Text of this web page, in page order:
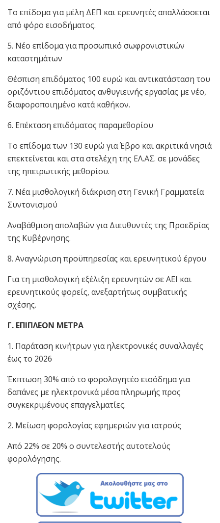
Το επίδομα για μέλη ΔΕΠ και ερευνητές απαλλάσσεται
από φόρο εισοδήματος.
5. Νέο επίδομα για προσωπικό σωφρονιστικών
καταστημάτων
Θέσπιση επιδόματος 100 ευρώ και αντικατάσταση του
οριζόντιου επιδόματος ανθυγιεινής εργασίας με νέο,
διαφοροποιημένο κατά καθήκον.
6. Επέκταση επιδόματος παραμεθορίου
Το επίδομα των 130 ευρώ για Έβρο και ακριτικά νησιά
επεκτείνεται και στα στελέχη της ΕΛ.ΑΣ. σε μονάδες
της ηπειρωτικής μεθορίου.
7. Νέα μισθολογική διάκριση στη Γενική Γραμματεία
Συντονισμού
Αναβάθμιση απολαβών για Διευθυντές της Προεδρίας
της Κυβέρνησης.
8. Αναγνώριση προϋπηρεσίας και ερευνητικού έργου
Για τη μισθολογική εξέλιξη ερευνητών σε ΑΕΙ και
ερευνητικούς φορείς, ανεξαρτήτως συμβατικής
σχέσης.
Γ. ΕΠΙΠΛΕΟΝ ΜΕΤΡΑ
1. Παράταση κινήτρων για ηλεκτρονικές συναλλαγές
έως το 2026
Έκπτωση 30% από το φορολογητέο εισόδημα για
δαπάνες με ηλεκτρονικά μέσα πληρωμής προς
συγκεκριμένους επαγγελματίες.
2. Μείωση φορολογίας εφημεριών για ιατρούς
Από 22% σε 20% ο συντελεστής αυτοτελούς
φορολόγησης.